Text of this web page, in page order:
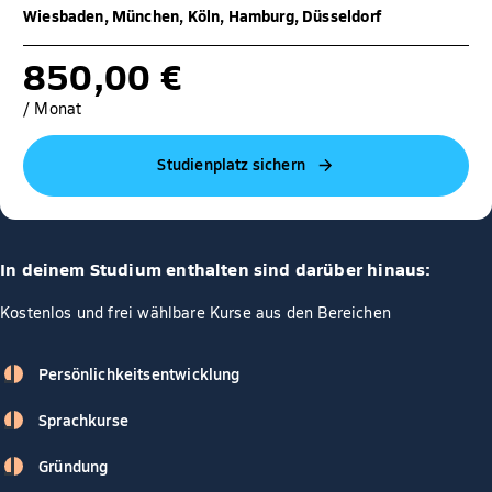
Wiesbaden, München, Köln, Hamburg, Düsseldorf
850,00 €
/ Monat
Studienplatz sichern
In deinem Studium enthalten sind darüber hinaus:
Kostenlos und frei wählbare Kurse aus den Bereichen
Persönlichkeitsentwicklung
Sprachkurse
Gründung